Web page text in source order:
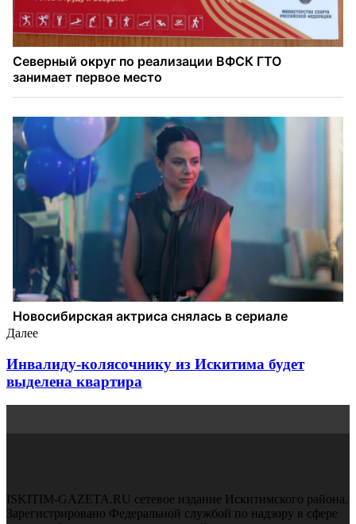
Далее
Инвалиду-колясочнику из Искитима будет
выделена квартира
ISKITIM-GAZETA.RU сетевое издание Искитимского района.
Зарегистрировано Федеральной службой по надзору в сфере